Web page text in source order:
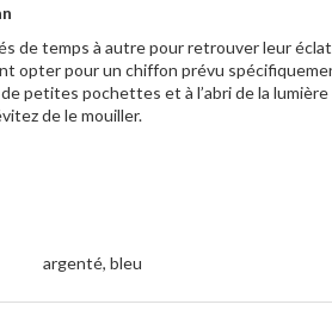
de temps à autre pour retrouver leur
opter pour un chiffon prévu
petites pochettes et à l’abri de la lumière
de le mouiller.
argenté, bleu